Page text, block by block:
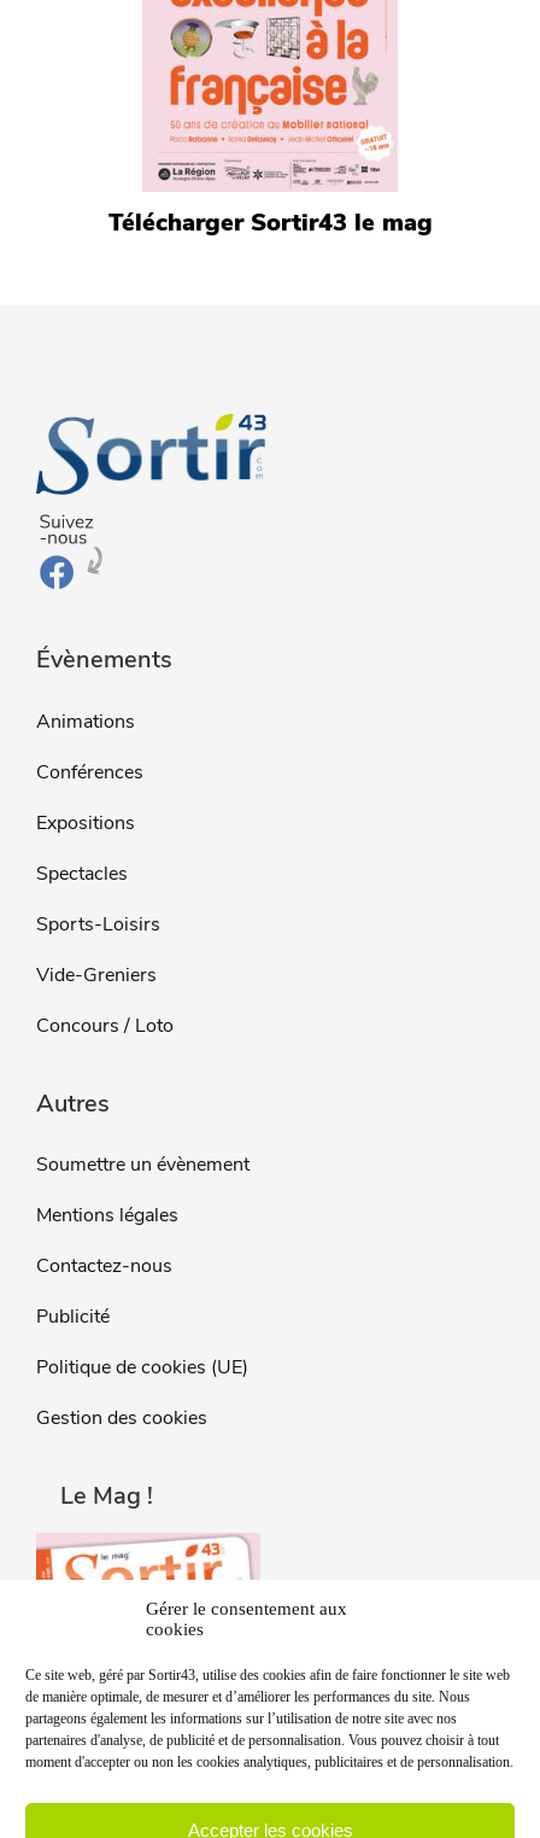
Gérer le consentement aux
cookies
Ce site web, géré par Sortir43, utilise des cookies afin de faire fonctionner le site web
de manière optimale, de mesurer et d’améliorer les performances du site. Nous
partageons également les informations sur l’utilisation de notre site avec nos
partenaires d'analyse, de publicité et de personnalisation. Vous pouvez choisir à tout
moment d'accepter ou non les cookies analytiques, publicitaires et de personnalisation.
Accepter les cookies
Télécharger Sortir43 le mag
Évènements
Animations
Conférences
Expositions
Spectacles
Sports-Loisirs
Vide-Greniers
Concours / Loto
Autres
Soumettre un évènement
Mentions légales
Contactez-nous
Publicité
Politique de cookies (UE)
Gestion des cookies
Le Mag !